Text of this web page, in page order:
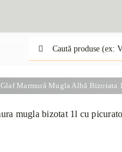
Caută:
Glaf Marmură Mugla Albă Bizotata